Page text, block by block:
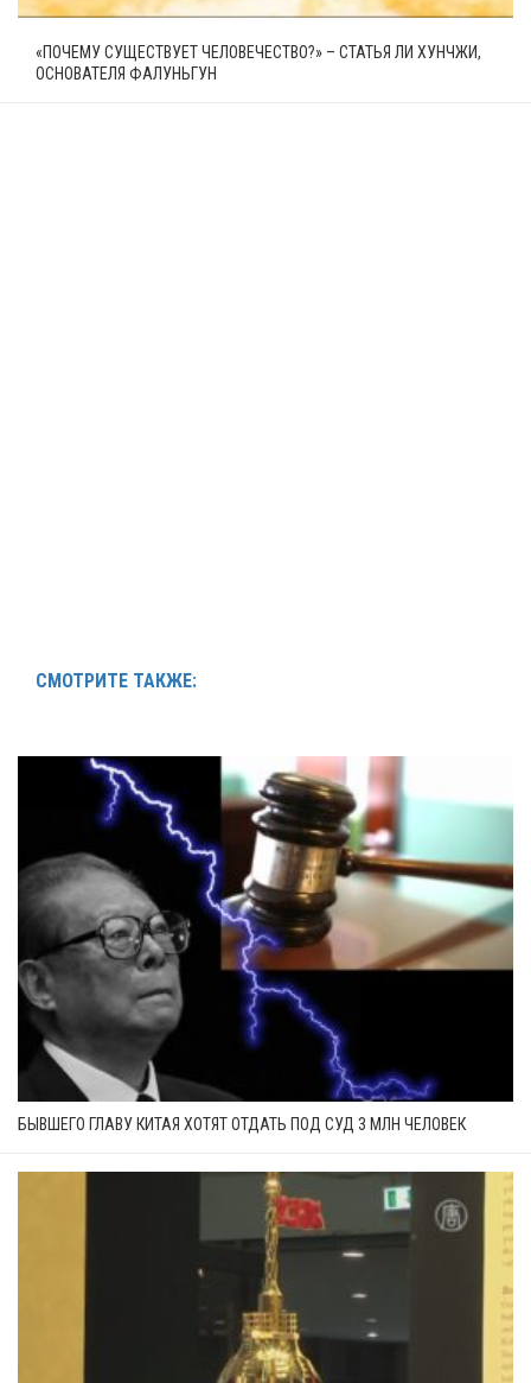
«ПОЧЕМУ СУЩЕСТВУЕТ ЧЕЛОВЕЧЕСТВО?» – СТАТЬЯ ЛИ ХУНЧЖИ,
ОСНОВАТЕЛЯ ФАЛУНЬГУН
СМОТРИТЕ ТАКЖЕ:
БЫВШЕГО ГЛАВУ КИТАЯ ХОТЯТ ОТДАТЬ ПОД СУД 3 МЛН ЧЕЛОВЕК